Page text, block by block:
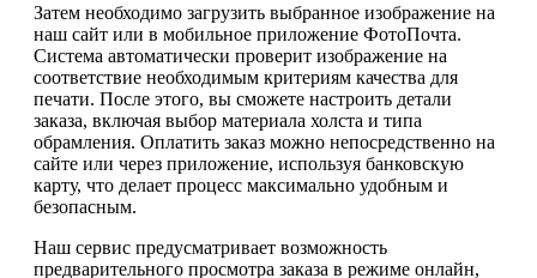
Затем необходимо загрузить выбранное изображение на
наш сайт или в мобильное приложение ФотоПочта.
Система автоматически проверит изображение на
соответствие необходимым критериям качества для
печати. После этого, вы сможете настроить детали
заказа, включая выбор материала холста и типа
обрамления. Оплатить заказ можно непосредственно на
сайте или через приложение, используя банковскую
карту, что делает процесс максимально удобным и
безопасным.
Наш сервис предусматривает возможность
предварительного просмотра заказа в режиме онлайн,